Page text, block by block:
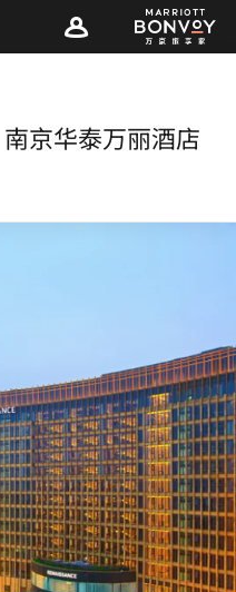
南京华泰万丽酒店